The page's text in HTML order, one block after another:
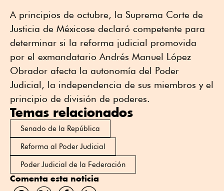
A principios de octubre, la Suprema Corte de
Justicia de Méxicose declaró competente para
determinar si la reforma judicial promovida
por el exmandatario Andrés Manuel López
Obrador afecta la autonomía del Poder
Judicial, la independencia de sus miembros y el
principio de división de poderes.
Temas relacionados
Senado de la República
Reforma al Poder Judicial
Poder Judicial de la Federación
Comenta esta noticia